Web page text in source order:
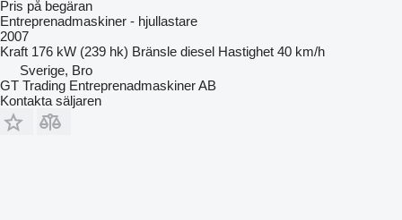
Pris på begäran
Entreprenadmaskiner - hjullastare
2007
Kraft 176 kW (239 hk) Bränsle diesel Hastighet 40 km/h
Sverige, Bro
GT Trading Entreprenadmaskiner AB
Kontakta säljaren